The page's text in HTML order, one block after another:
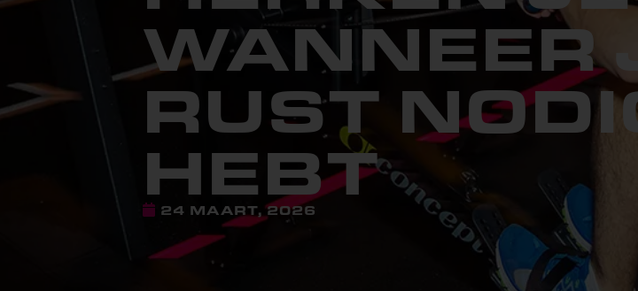
WANNEER
RUST
HEBT
24 MAART, 2026